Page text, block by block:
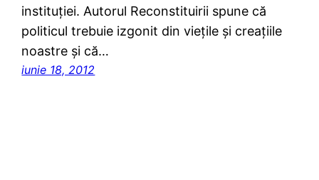
instituţiei. Autorul Reconstituirii spune că
politicul trebuie izgonit din vieţile şi creaţiile
noastre şi că…
iunie 18, 2012